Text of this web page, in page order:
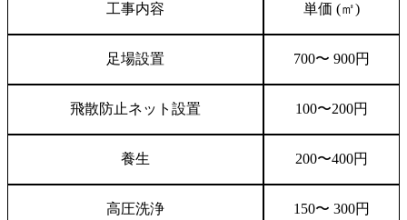
工事内容 単価 (㎡)
足場設置 700〜 900円
飛散防止ネット設置 100〜200円
養生 200〜400円
高圧洗浄 150〜 300円